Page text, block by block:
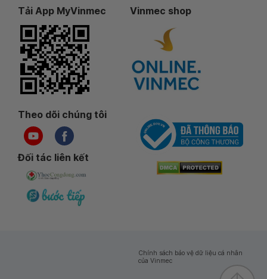
Tải App MyVinmec Vinmec shop
Theo dõi chúng tôi
Đối tác liên kết
Chính sách bảo vệ dữ liệu cá nhân
của Vinmec